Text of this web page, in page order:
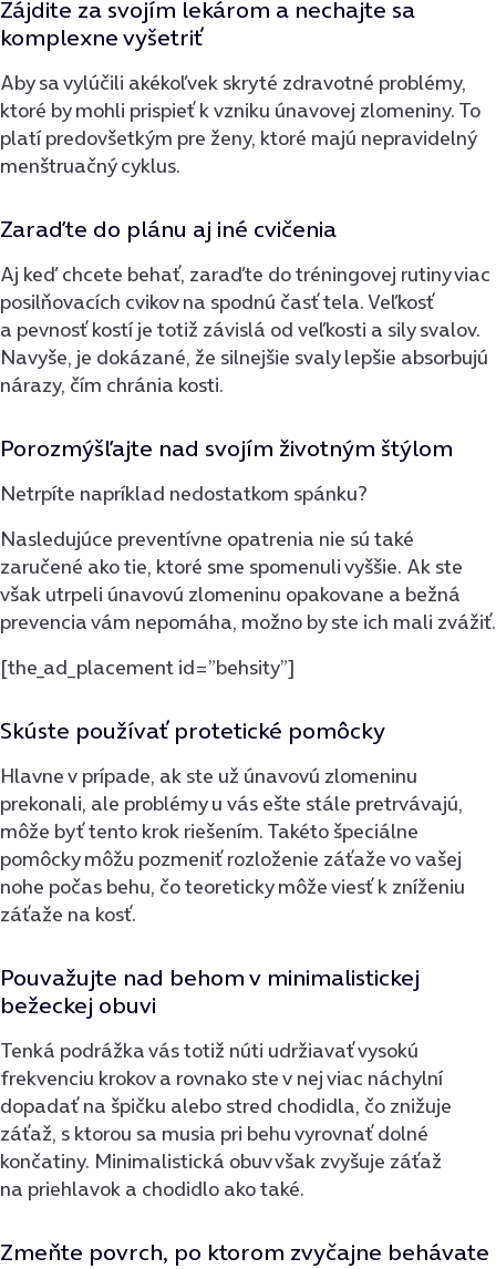
Zájdite za svojím lekárom a nechajte sa
komplexne vyšetriť
Aby sa vylúčili akékoľvek skryté zdravotné problémy,
ktoré by mohli prispieť k vzniku únavovej zlomeniny. To
platí predovšetkým pre ženy, ktoré majú nepravidelný
menštruačný cyklus.
Zaraďte do plánu aj iné cvičenia
Aj keď chcete behať, zaraďte do tréningovej rutiny viac
posilňovacích cvikov na spodnú časť tela. Veľkosť
a pevnosť kostí je totiž závislá od veľkosti a sily svalov.
Navyše, je dokázané, že silnejšie svaly lepšie absorbujú
nárazy, čím chránia kosti.
Porozmýšľajte nad svojím životným štýlom
Netrpíte napríklad nedostatkom spánku?
Nasledujúce preventívne opatrenia nie sú také
zaručené ako tie, ktoré sme spomenuli vyššie. Ak ste
však utrpeli únavovú zlomeninu opakovane a bežná
prevencia vám nepomáha, možno by ste ich mali zvážiť.
[the_ad_placement id=”behsity”]
Skúste používať protetické pomôcky
Hlavne v prípade, ak ste už únavovú zlomeninu
prekonali, ale problémy u vás ešte stále pretrvávajú,
môže byť tento krok riešením. Takéto špeciálne
pomôcky môžu pozmeniť rozloženie záťaže vo vašej
nohe počas behu, čo teoreticky môže viesť k zníženiu
záťaže na kosť.
Pouvažujte nad behom v minimalistickej
bežeckej obuvi
Tenká podrážka vás totiž núti udržiavať vysokú
frekvenciu krokov a rovnako ste v nej viac náchylní
dopadať na špičku alebo stred chodidla, čo znižuje
záťaž, s ktorou sa musia pri behu vyrovnať dolné
končatiny. Minimalistická obuv však zvyšuje záťaž
na priehlavok a chodidlo ako také.
Zmeňte povrch, po ktorom zvyčajne behávate